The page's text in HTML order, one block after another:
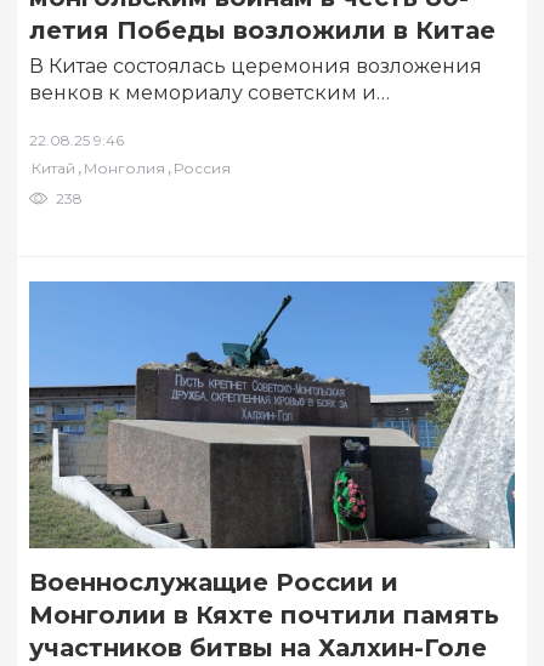
летия Победы возложили в Китае
В Китае состоялась церемония возложения
венков к мемориалу советским и
освобождения Чжанцзякоу и уезда Чжанбэй…
22.08.25 9:46
Китай , Монголия , Россия
238
Военнослужащие России и
Монголии в Кяхте почтили память
участников битвы на Халхин-Голе